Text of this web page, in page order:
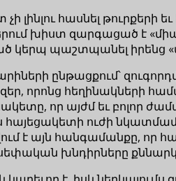
չի լինլու հասնել
խիստ զարգացած է
կերպ պաշտպանել իրենց
ընթացքում՝
որոնց հեղինակների
որ այժմ եւ բոլոր
հայեցակետի ուժի
է այն հանգամանքը, որ
խնդիրները